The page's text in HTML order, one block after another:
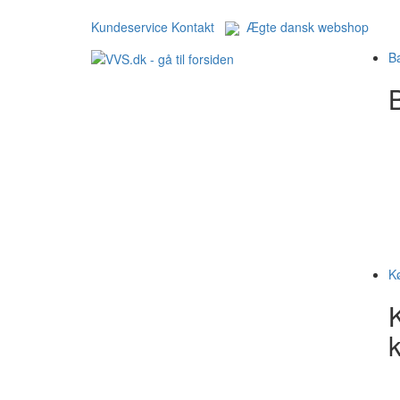
Kundeservice Kontakt
Ægte dansk webshop